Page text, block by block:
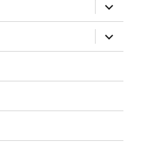
ouvrir
le
sous-
menu
ouvrir
le
sous-